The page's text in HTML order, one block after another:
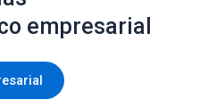
empresarial